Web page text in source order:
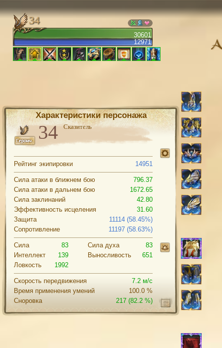
30601
12971
34
Характеристики персонажа
Сказитель
Рейтинг экипировки 14951
Сила атаки в ближнем бою
796.37
Сила атаки в дальнем бою
1672.65
Сила заклинаний
42.80
Эффективность исцеления
31.60
Защита
11114 (58.45%)
Сопротивление
11197 (58.63%)
Сила
83
Интеллект
139
Ловкость
1992
Cила духа
83
Выносливость
651
Скорость передвижения
7.2 м/с
Время применения умений
100.0 %
Сноровка
(82.2 %)
217